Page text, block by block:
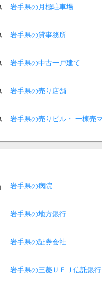
岩手県の月極駐車場
岩手県の貸事務所
岩手県の中古一戸建て
岩手県の売り店舗
岩手県の売りビル・ 一棟売
岩手県の病院
岩手県の地方銀行
岩手県の証券会社
岩手県の三菱ＵＦＪ信託銀行